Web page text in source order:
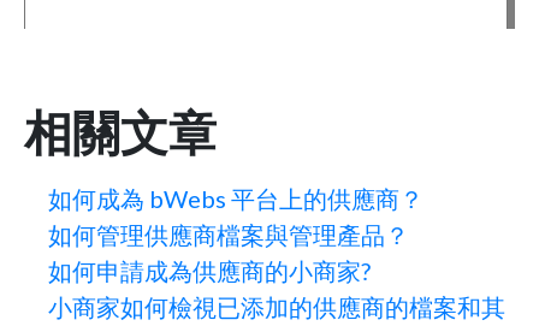
相關文章
如何成為 bWebs 平台上的供應商？
如何管理供應商檔案與管理產品？
如何申請成為供應商的小商家?
小商家如何檢視已添加的供應商的檔案和其